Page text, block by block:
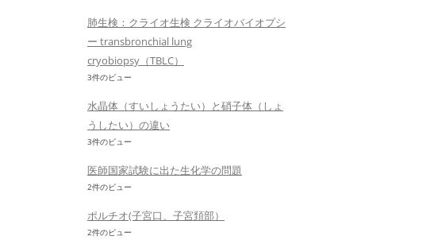
肺生検：クライオ生検 クライオバイオプシ
ー transbronchial lung
cryobiopsy（TBLC）
3件のビュー
水晶体（すいしょうたい）と硝子体（しょ
うしたい）の違い
3件のビュー
医師国家試験に出た生化学の問題
2件のビュー
ポルチオ(子宮口、子宮頚部）
2件のビュー